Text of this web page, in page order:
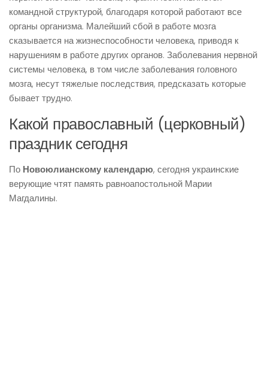
командной структурой, благодаря которой работают все
органы организма. Малейший сбой в работе мозга
сказывается на жизнеспособности человека, приводя к
нарушениям в работе других органов. Заболевания нервной
системы человека, в том числе заболевания головного
мозга, несут тяжелые последствия, предсказать которые
бывает трудно.
Какой православный (церковный)
праздник сегодня
По Новоюлианскому календарю, сегодня украинские
верующие чтят память равноапостольной Марии
Магдалины.